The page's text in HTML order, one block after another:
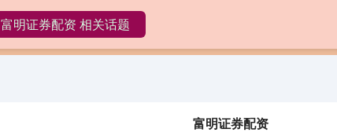
富明证券配资 炒股配资行情
富明证券配资
富明证券配资 相关话题